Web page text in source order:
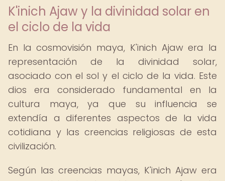
K'inich Ajaw y la divinidad solar en
el ciclo de la vida
En la cosmovisión maya, K'inich Ajaw era la
representación de la divinidad solar,
asociado con el sol y el ciclo de la vida. Este
dios era considerado fundamental en la
cultura maya, ya que su influencia se
extendía a diferentes aspectos de la vida
cotidiana y las creencias religiosas de esta
civilización.
Según las creencias mayas, K'inich Ajaw era